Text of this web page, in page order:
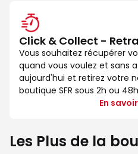
Click & Collect -
Vous souhaitez récupérer
quand vous voulez et sans
aujourd'hui et retirez votre
boutique SFR sous 2h ou 48h
En
Les Plus de la